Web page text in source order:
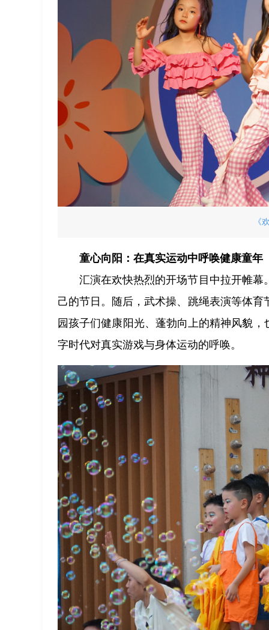
《
童心向阳：在真实运动中呼唤健康童年
汇演在欢快热烈的开场节目中拉开帷
己的节日。随后，武术操、跳绳表演等体
园孩子们健康阳光、蓬勃向上的精神风貌
字时代对真实游戏与身体运动的呼唤。